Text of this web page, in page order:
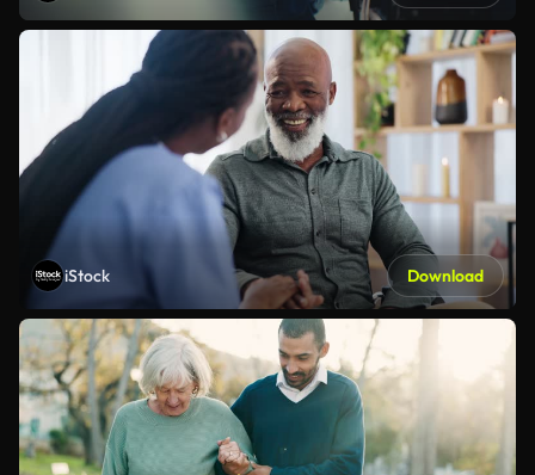
iStock Download